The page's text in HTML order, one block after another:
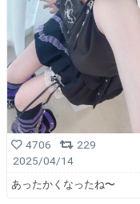
4706
229
2025/04/14
あったかくなったね〜